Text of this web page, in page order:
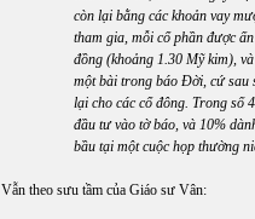
còn lại bằng các khoản vay
tham gia, mỗi cổ phần được
đồng (khoảng 1.30 Mỹ kim),
một bài trong báo Đời, cứ sau
lại cho các cổ đông. Trong số
đầu tư vào tờ báo, và 10%
bầu tại một cuộc họp thường
Vẫn theo sưu tầm của Giáo sư Vân: